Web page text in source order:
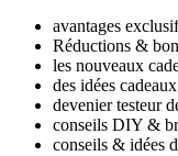
avantages
Réductions &
les nouveaux
des idées
devenier testeur
conseils DIY &
conseils & idées